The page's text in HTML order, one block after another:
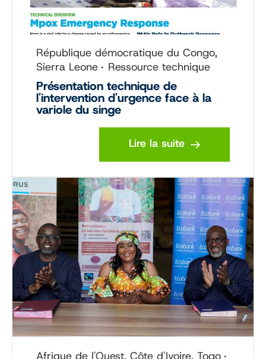
République démocratique du Congo,
Sierra Leone
Ressource technique
Présentation technique de
l'intervention d'urgence face à la
variole du singe
Lire la suite